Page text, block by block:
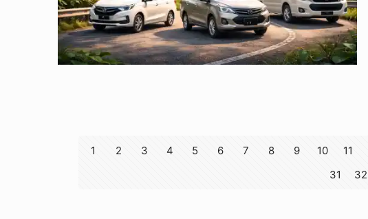
1 2 3 4 5 6 7 8 9 10 11
31
32